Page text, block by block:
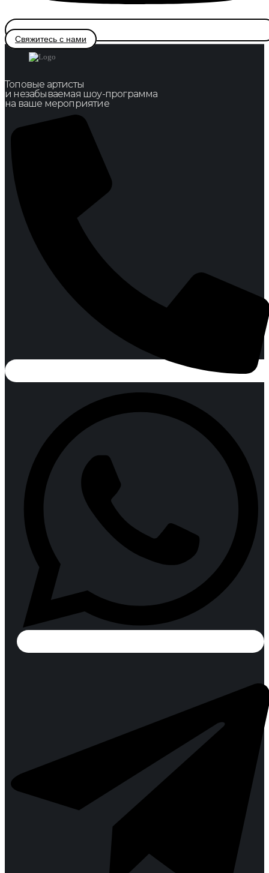
Свяжитесь с нами
Топовые артисты
и незабываемая шоу-программа
на ваше мероприятие